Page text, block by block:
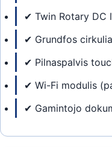
✔ Twin Rotary DC
✔ Grundfos
✔ Pilnaspalvis
✔ Wi-Fi modulis
✔ Gamintojo